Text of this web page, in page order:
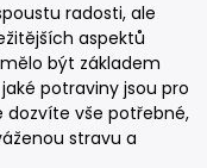
radosti, ale
aspektů
být základem
potraviny jsou pro
dozvíte vše potřebné,
stravu a